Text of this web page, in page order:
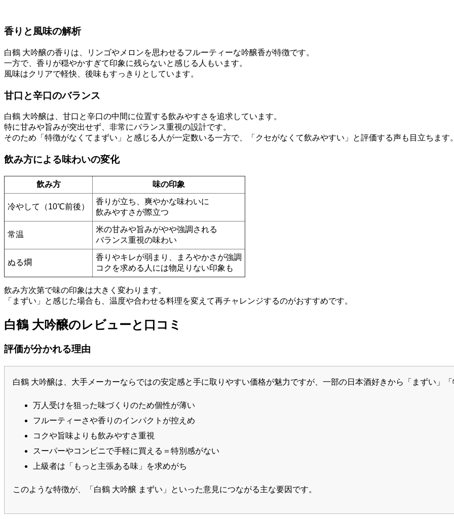
香りと風味の解析
白鶴 大吟醸の香りは、リンゴやメロンを思わせるフルーティーな吟醸香が特徴です。
一方で、香りが穏やかすぎて印象に残らないと感じる人もいます。
風味はクリアで軽快、後味もすっきりとしています。
甘口と辛口のバランス
白鶴 大吟醸は、甘口と辛口の中間に位置する飲みやすさを追求しています。
特に甘みや旨みが突出せず、非常にバランス重視の設計です。
そのため「特徴がなくてまずい」と感じる人が一定数いる一方で、「クセがなくて飲みやすい」と評価する声も目立ちます
飲み方による味わいの変化
飲み方 味の印象
冷やして（10℃前後）
香りが立ち、爽やかな味わいに
飲みやすさが際立つ
常温
米の甘みや旨みがやや強調される
バランス重視の味わい
ぬる燗
香りやキレが弱まり、まろやかさが強調
コクを求める人には物足りない印象も
飲み方次第で味の印象は大きく変わります。
「まずい」と感じた場合も、温度や合わせる料理を変えて再チャレンジするのがおすすめです。
白鶴 大吟醸のレビューと口コミ
評価が分かれる理由
白鶴 大吟醸は、大手メーカーならではの安定感と手に取りやすい価格が魅力ですが、一部の日本酒好きから「まずい」
万人受けを狙った味づくりのため個性が薄い
フルーティーさや香りのインパクトが控えめ
コクや旨味よりも飲みやすさ重視
スーパーやコンビニで手軽に買える＝特別感がない
上級者は「もっと主張ある味」を求めがち
このような特徴が、「白鶴 大吟醸 まずい」といった意見につながる主な要因です。